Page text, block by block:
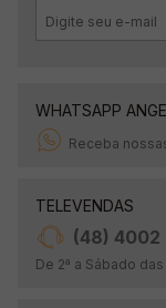
WHATSAPP
Receba
TELEVENDAS
(48)
De 2ª a Sábado das